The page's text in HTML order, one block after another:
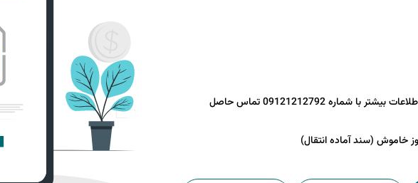
جهت کسب اطلاعات بیشتر با شماره 09121212792 تماس حاصل